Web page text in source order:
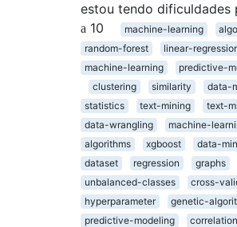
estou tendo dificuldades
10
machine-learning
random-forest
linear-
machine-learning
predictive-
clustering
similarity data-
statistics
text-mining text-
data-wrangling
machine-
algorithms
xgboost data-
dataset
regression graphs
unbalanced-classes
cross-
hyperparameter
genetic-
predictive-modeling
correlation